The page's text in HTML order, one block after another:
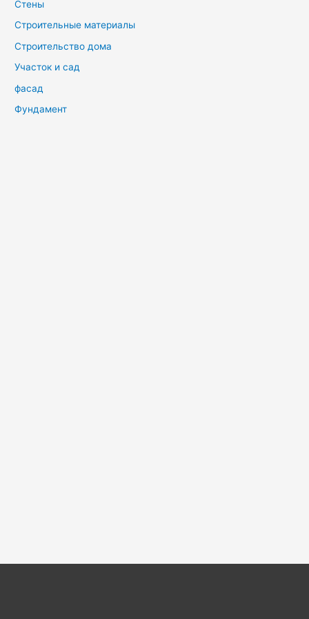
Стены
Строительные материалы
Строительство дома
Участок и сад
фасад
Фундамент